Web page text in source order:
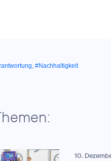
, #Nachhaltigkeit
10.